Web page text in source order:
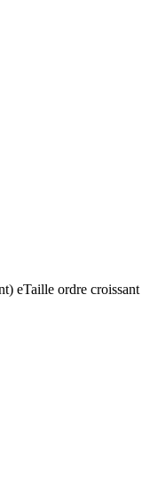
eTaille ordre croissant